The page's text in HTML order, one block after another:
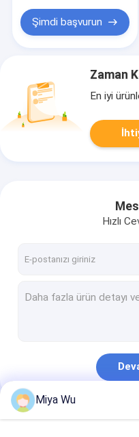
Şimdi başvurun
Zaman
En iyi
Hızlı
Kategorilerimiz
Miya Wu